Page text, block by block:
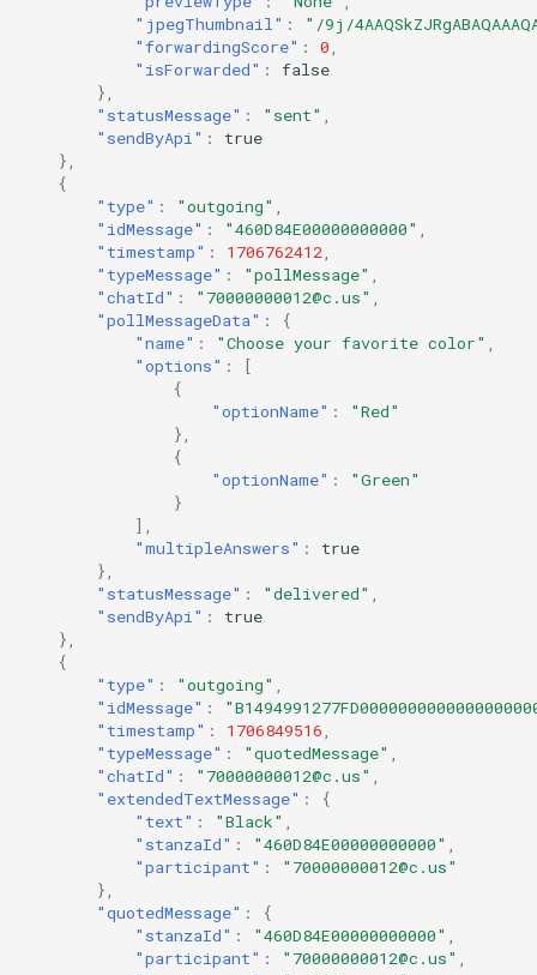
"jpegThumbnail" :
"/9j/
"forwardingScore" : 0
"isForwarded" :
false
},
"statusMessage" : "sent"
"sendByApi" :
true
},
{
"type" : "outgoing"
"idMessage" : "460D84E00000000000"
"timestamp" : 1706762412
"typeMessage" : "pollMessage"
"chatId" : "70000000012@c.us"
"pollMessageData" :
{
"name" : "Choose your favorite color"
"options" :
[
{
"optionName" :
"Red"
},
{
"optionName" :
"Green"
}
],
"multipleAnswers" :
true
},
"statusMessage" : "delivered"
"sendByApi" :
true
},
{
"type" : "outgoing"
"idMessage" :
"timestamp" : 1706849516
"typeMessage" : "quotedMessage"
"chatId" : "70000000012@c.us"
"extendedTextMessage" :
{
"text" : "Black"
"stanzaId" : "460D84E00000000000"
"participant" :
"70000000012@c.us"
},
"quotedMessage" :
{
"stanzaId" : "460D84E00000000000"
"participant" : "70000000012@c.us"